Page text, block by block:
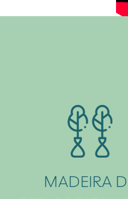
MADEIRA